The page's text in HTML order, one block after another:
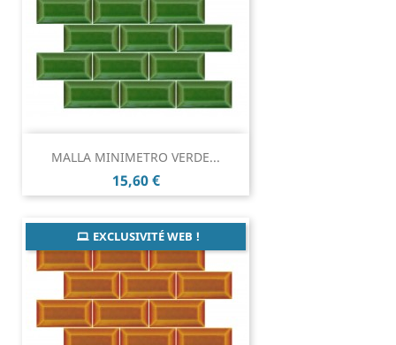
MALLA MINIMETRO VERDE...
Prix
15,60 €
EXCLUSIVITÉ WEB !